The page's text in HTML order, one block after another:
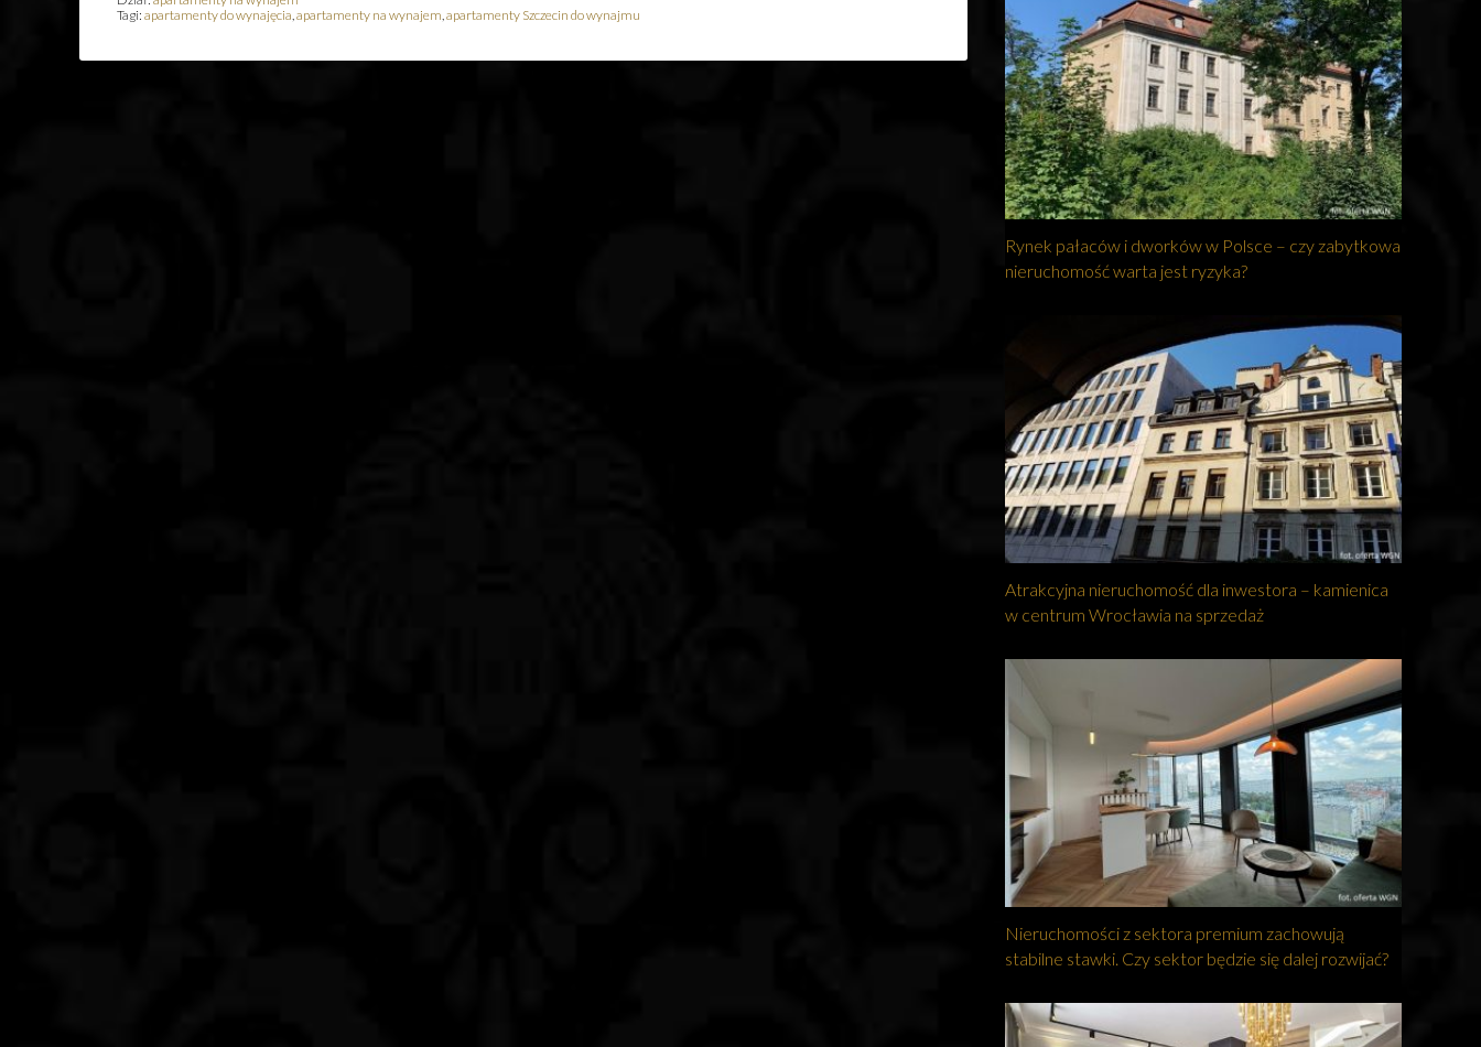
Tagi: apartamenty do wynajęcia,apartamenty na wynajem,apartamenty Szczecin do wynajmu
Rynek pałaców i dworków w Polsce – czy zabytkowa
nieruchomość warta jest ryzyka?
Atrakcyjna nieruchomość dla inwestora – kamienica
w centrum Wrocławia na sprzedaż
Nieruchomości z sektora premium zachowują
stabilne stawki. Czy sektor będzie się dalej rozwijać?